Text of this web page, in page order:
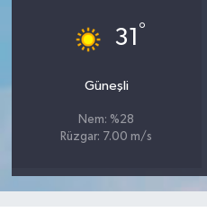
31 °
Güneşli
Nem: %28
Rüzgar: 7.00 m/s